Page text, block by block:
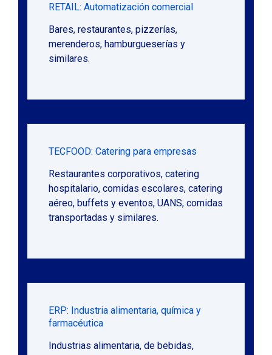
RETAIL: Automatización comercial
Bares, restaurantes, pizzerías,
merenderos, hamburgueserías y
similares.
TECFOOD: Catering para empresas
Restaurantes corporativos, catering
hospitalario, comidas escolares, catering
aéreo, buffets y eventos, UANS, comidas
transportadas y similares.
ERP: Industria alimentaria, química y
farmacéutica
Industrias alimentaria, de bebidas,